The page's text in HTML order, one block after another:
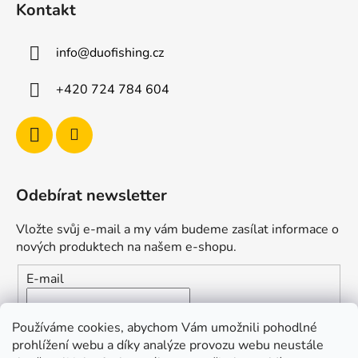
Používáme cookies, abychom Vám umožnili pohodlné
prohlížení webu a díky analýze provozu webu neustále
Kontakt
info@duofishing.cz
+420 724 784 604
Odebírat newsletter
Vložte svůj e-mail a my vám budeme zasílat informace o
nových produktech na našem e-shopu.
E-mail
Vložením e-mailu souhlasíte s
podmínkami ochrany
osobních údajů